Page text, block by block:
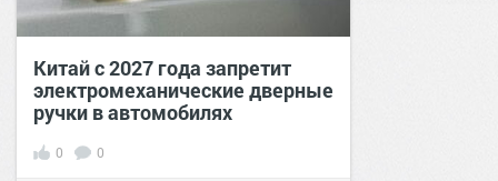
Китай с 2027 года запретит
электромеханические дверные
ручки в автомобилях
0 0